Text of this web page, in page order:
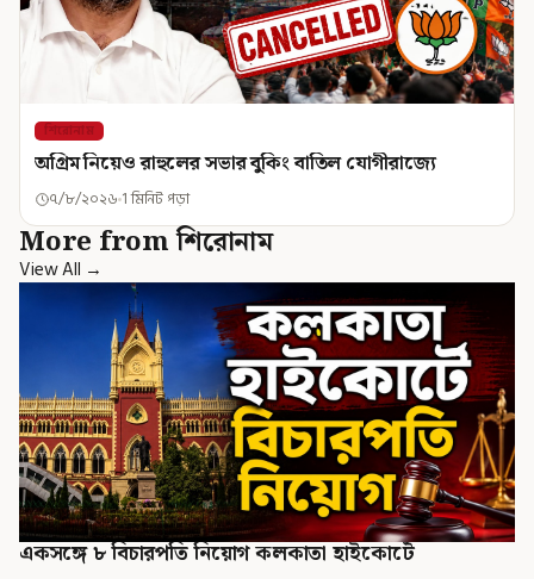
শিরোনাম
অগ্রিম নিয়েও রাহুলের সভার বুকিং বাতিল যোগীরাজ্যে
৭/৮/২০২৬ 1 মিনিট পড়া
More from শিরোনাম
View All →
একসঙ্গে ৮ বিচারপতি নিয়োগ কলকাতা হাইকোর্টে